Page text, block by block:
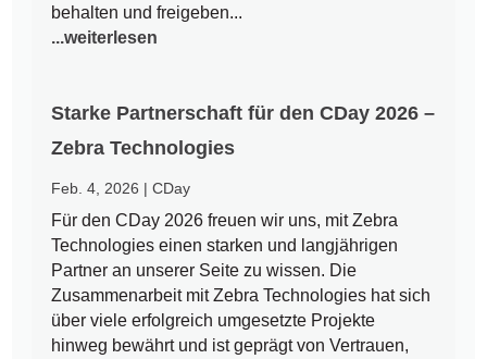
behalten und freigeben...
...weiterlesen
Starke Partnerschaft für den CDay 2026 –
Zebra Technologies
Feb. 4, 2026 |CDay
Für den CDay 2026 freuen wir uns, mit Zebra
Technologies einen starken und langjährigen
Partner an unserer Seite zu wissen. Die
Zusammenarbeit mit Zebra Technologies hat sich
über viele erfolgreich umgesetzte Projekte
hinweg bewährt und ist geprägt von Vertrauen,